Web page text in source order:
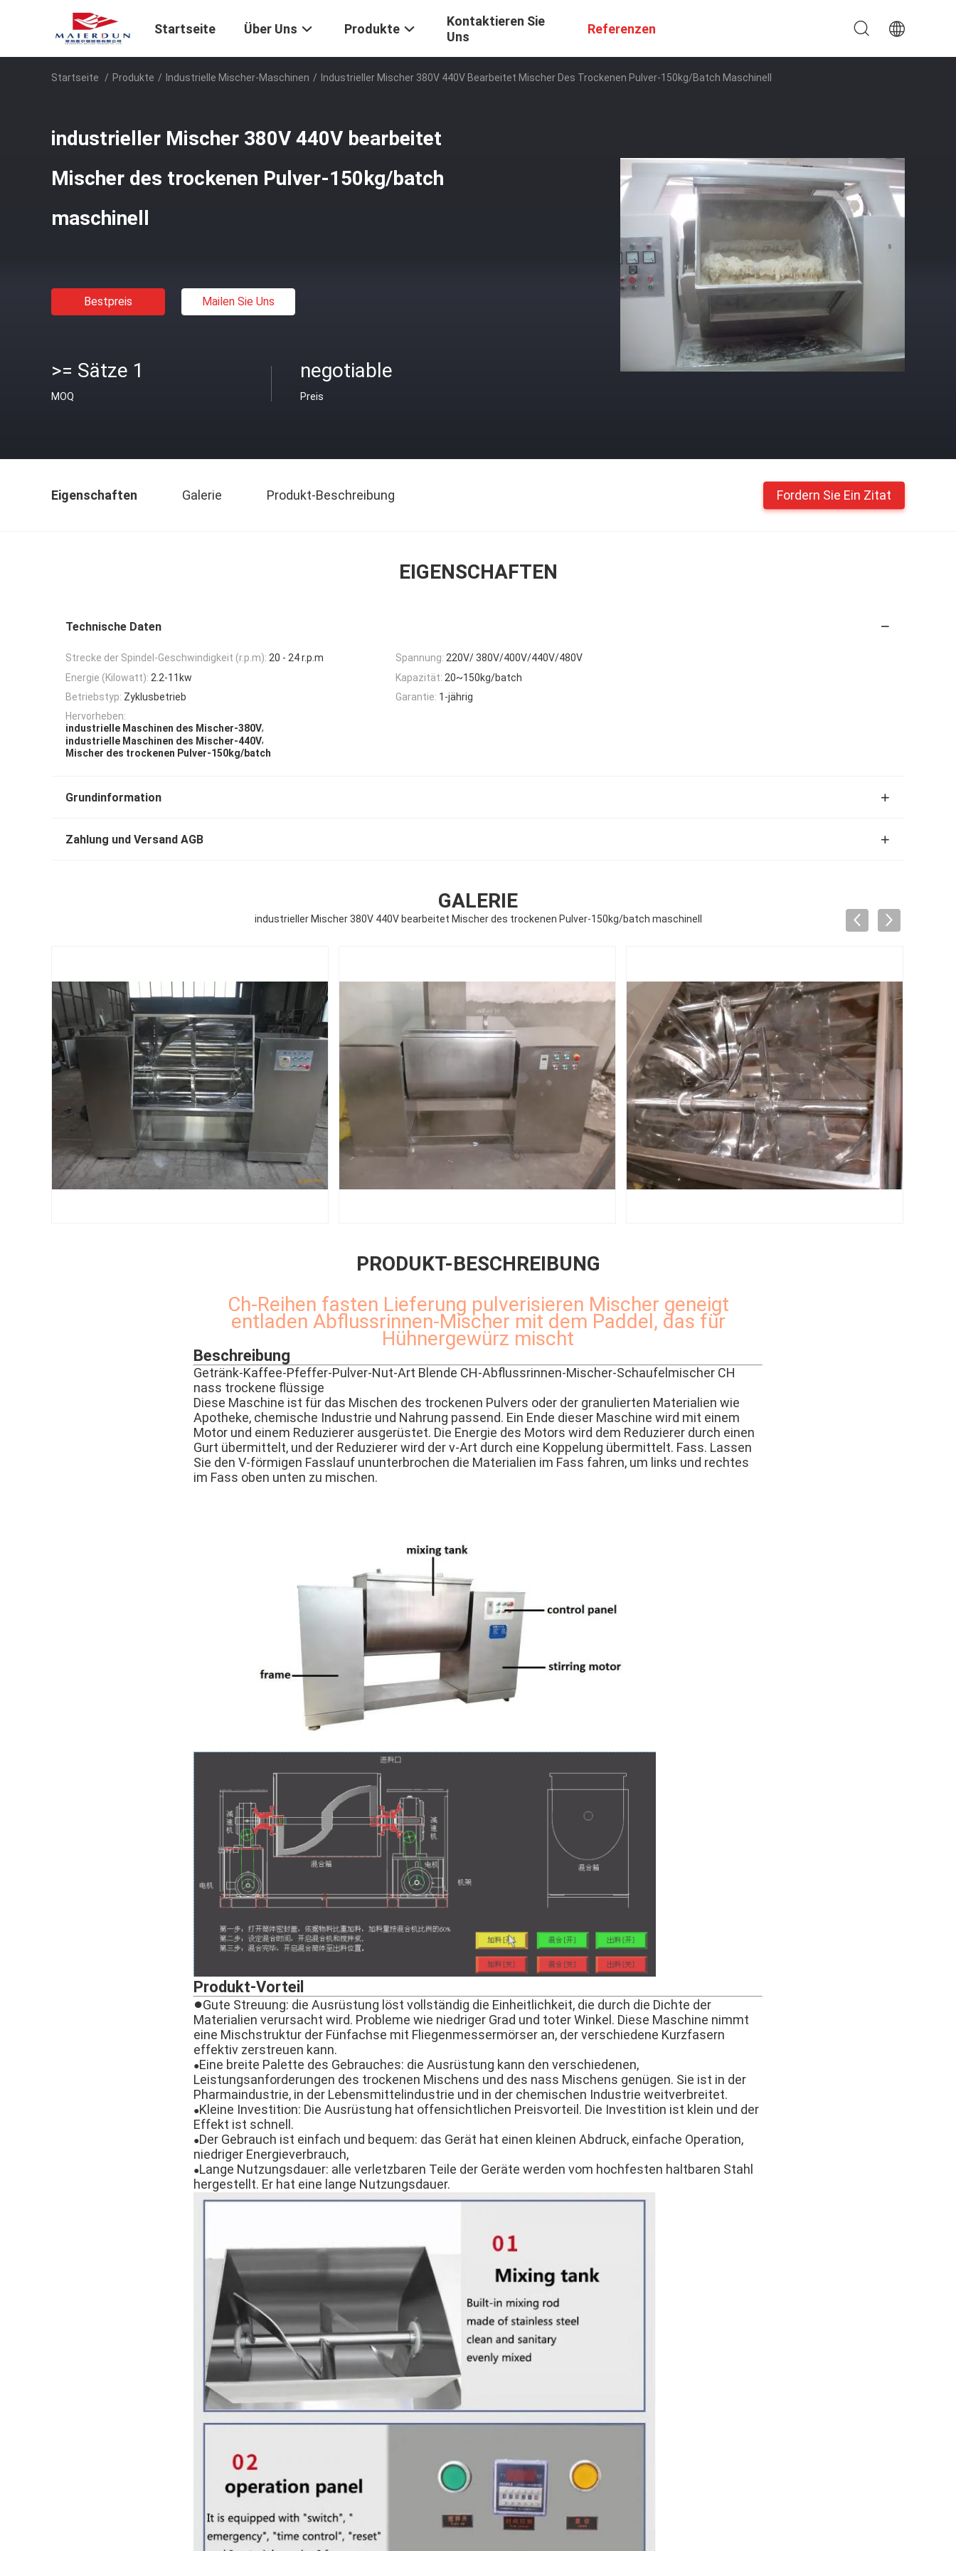
Startseite Über Uns Produkte
Kontaktieren Sie
Uns
Referenzen
Startseite / Produkte / Industrielle Mischer-Maschinen / Industrieller Mischer 380V 440V Bearbeitet Mischer Des Trockenen Pulver-150kg/batch Maschinell
industrieller Mischer 380V 440V bearbeitet
Mischer des trockenen Pulver-150kg/batch
maschinell
Bestpreis Mailen Sie Uns
>= Sätze 1
MOQ
negotiable
Preis
Eigenschaften Galerie Produkt-Beschreibung Fordern Sie Ein Zitat
EIGENSCHAFTEN
Technische Daten
Strecke der Spindel-Geschwindigkeit (r.p.m): 20 - 24 r.p.m Spannung: 220V/ 380V/400V/440V/480V
Energie (Kilowatt): 2.2-11kw Kapazität: 20~150kg/batch
Betriebstyp: Zyklusbetrieb Garantie: 1-jährig
Hervorheben:
industrielle Maschinen des Mischer-380V,
industrielle Maschinen des Mischer-440V,
Mischer des trockenen Pulver-150kg/batch
Grundinformation
Zahlung und Versand AGB
GALERIE
industrieller Mischer 380V 440V bearbeitet Mischer des trockenen Pulver-150kg/batch maschinell
PRODUKT-BESCHREIBUNG
Ch-Reihen fasten Lieferung pulverisieren Mischer geneigt
entladen Abflussrinnen-Mischer mit dem Paddel, das für
Hühnergewürz mischt
Beschreibung
Getränk-Kaffee-Pfeffer-Pulver-Nut-Art Blende CH-Abflussrinnen-Mischer-Schaufelmischer CH
nass trockene flüssige
Diese Maschine ist für das Mischen des trockenen Pulvers oder der granulierten Materialien wie
Apotheke, chemische Industrie und Nahrung passend. Ein Ende dieser Maschine wird mit einem
Motor und einem Reduzierer ausgerüstet. Die Energie des Motors wird dem Reduzierer durch einen
Gurt übermittelt, und der Reduzierer wird der v-Art durch eine Koppelung übermittelt. Fass. Lassen
Sie den V-förmigen Fasslauf ununterbrochen die Materialien im Fass fahren, um links und rechtes
im Fass oben unten zu mischen.
Produkt-Vorteil
●Gute Streuung: die Ausrüstung löst vollständig die Einheitlichkeit, die durch die Dichte der
Materialien verursacht wird. Probleme wie niedriger Grad und toter Winkel. Diese Maschine nimmt
eine Mischstruktur der Fünfachse mit Fliegenmessermörser an, der verschiedene Kurzfasern
effektiv zerstreuen kann.
●Eine breite Palette des Gebrauches: die Ausrüstung kann den verschiedenen,
Leistungsanforderungen des trockenen Mischens und des nass Mischens genügen. Sie ist in der
Pharmaindustrie, in der Lebensmittelindustrie und in der chemischen Industrie weitverbreitet.
●Kleine Investition: Die Ausrüstung hat offensichtlichen Preisvorteil. Die Investition ist klein und der
Effekt ist schnell.
●Der Gebrauch ist einfach und bequem: das Gerät hat einen kleinen Abdruck, einfache Operation,
niedriger Energieverbrauch,
●Lange Nutzungsdauer: alle verletzbaren Teile der Geräte werden vom hochfesten haltbaren Stahl
hergestellt. Er hat eine lange Nutzungsdauer.